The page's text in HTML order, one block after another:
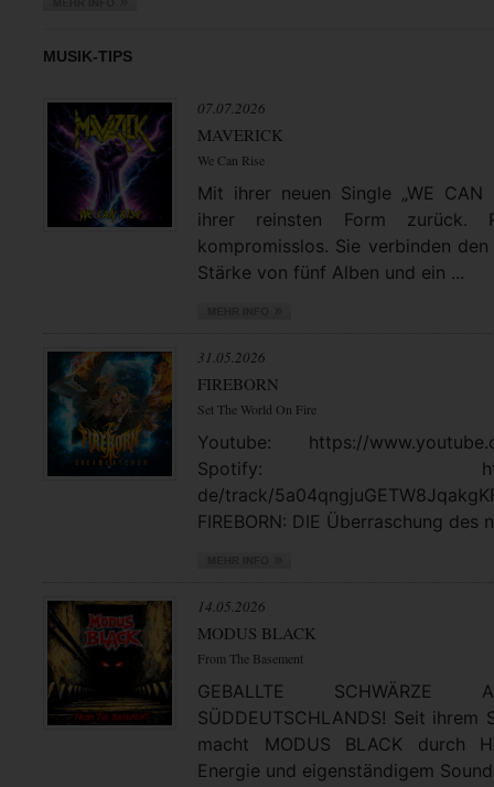
MUSIK-TIPS
07.07.2026
MAVERICK
We Can Rise
Mit ihrer neuen Single „WE CAN
ihrer reinsten Form zurück.
kompromisslos. Sie verbinden
Stärke von fünf Alben und ein ...
31.05.2026
FIREBORN
Set The World On Fire
Youtube: https://
Spotify: https://
de/track/
FIREBORN: DIE Überraschung des
14.05.2026
MODUS BLACK
From The Basement
GEBALLTE
SÜDDEUTSCHLANDS! Seit
macht MODUS BLACK durch
Energie und eigenständigem